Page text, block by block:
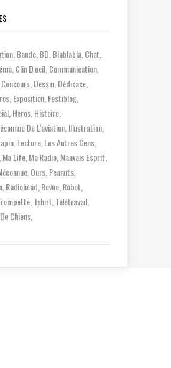
Bande BD Blablabla Chat
Clin D'oeil Communication
Concours Dessin Dédicace
Exposition Festiblog
Heros Histoire
De L'aviation Illustration
Lecture Les Autres Gens
Ma Life Ma Radio Mauvais Esprit
Ours Peanuts
Radiohead Revue Robot
Tshirt Télétravail
Chiens